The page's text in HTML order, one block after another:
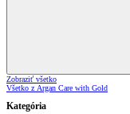
Zobraziť všetko
Všetko z Argan Care with Gold
Kategória